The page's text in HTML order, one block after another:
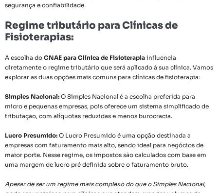
segurança e confiabilidade.
Regime tributário para Clínicas de
Fisioterapias:
A escolha do CNAE para Clínica de Fisioterapia influencia
diretamente o regime tributário que será aplicado à sua clínica. Vamos
explorar as duas opções mais comuns para clínicas de fisioterapia:
Simples Nacional: O Simples Nacional é a escolha preferida para
micro e pequenas empresas, pois oferece um sistema simplificado de
tributação, com alíquotas reduzidas e menos burocracia.
Lucro Presumido: O Lucro Presumido é uma opção destinada a
empresas com faturamento mais alto, sendo ideal para negócios de
maior porte. Nesse regime, os impostos são calculados com base em
uma margem de lucro pré definida sobre o faturamento bruto.
Apesar de ser um regime mais complexo do que o Simples Nacional,